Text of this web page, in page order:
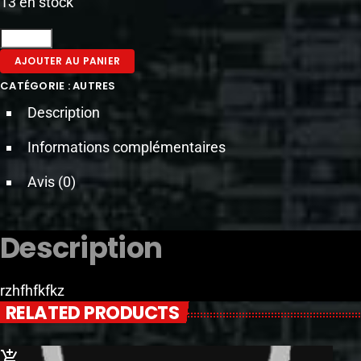
AJOUTER AU PANIER
CATÉGORIE :AUTRES
Description
Informations complémentaires
Avis (0)
Description
rzhfhfkfkz
RELATED PRODUCTS